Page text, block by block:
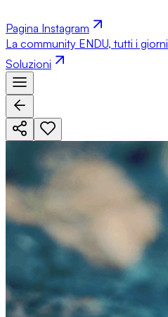
Pagina Instagram
La community ENDU, tutti i giorni
Soluzioni